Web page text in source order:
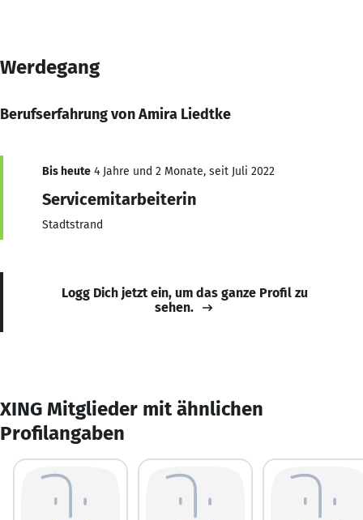
Werdegang
Berufserfahrung von Amira Liedtke
Bis heute 4 Jahre und 2 Monate, seit Juli 2022
Servicemitarbeiterin
Stadtstrand
Logg Dich jetzt ein, um das ganze Profil zu
sehen.
XING Mitglieder mit ähnlichen
Profilangaben